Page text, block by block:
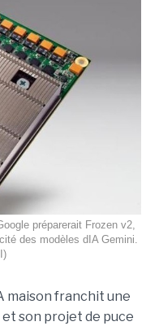
préparerait Frozen v2,
des modèles dIA Gemini.
maison franchit une
son projet de puce